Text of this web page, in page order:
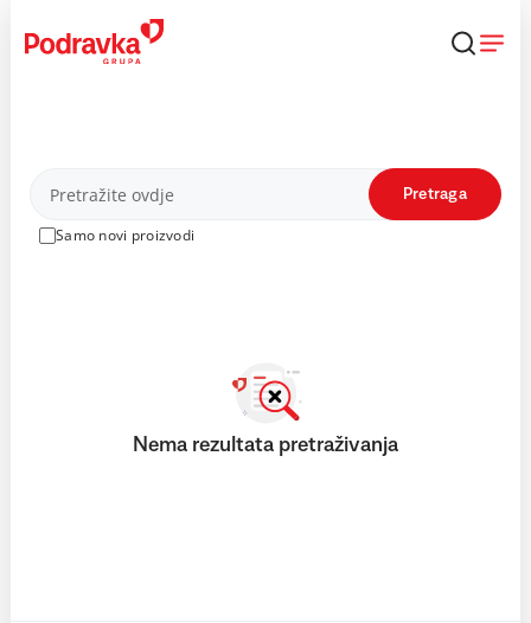
content
Proizvodi
Samo novi proizvodi
Pretraga
Nema rezultata pretraživanja